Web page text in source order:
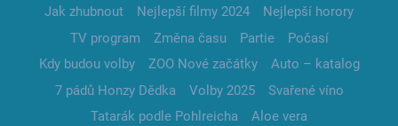
Jak zhubnout Nejlepší filmy 2024
Nejlepší horory
TV program
Změna času Partie
Počasí
Kdy budou volby
ZOO Nové začátky
Auto – katalog
7 pádů Honzy Dědka
Volby 2025
Svařené víno
Tatarák podle Pohlreicha
Aloe vera